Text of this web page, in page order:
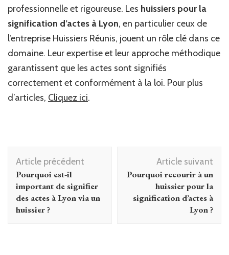
professionnelle et rigoureuse. Les huissiers pour la
signification d’actes à Lyon, en particulier ceux de
l’entreprise Huissiers Réunis, jouent un rôle clé dans ce
domaine. Leur expertise et leur approche méthodique
garantissent que les actes sont signifiés
correctement et conformément à la loi. Pour plus
d’articles, Cliquez ici.
Navigation
d'article
Article précédent
Pourquoi est-il
important de signifier
des actes à Lyon via un
huissier ?
Article suivant
Pourquoi recourir à un
huissier pour la
signification d’actes à
Lyon ?